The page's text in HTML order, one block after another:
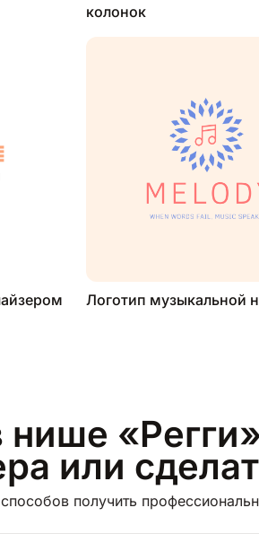
колонок
Логотип музыкальной
нише
или
получить